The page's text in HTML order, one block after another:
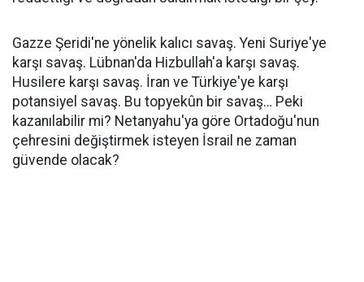
Gazze Şeridi'ne yönelik kalıcı savaş. Yeni Suriye'ye
karşı savaş. Lübnan'da Hizbullah'a karşı savaş.
Husilere karşı savaş. İran ve Türkiye'ye karşı
potansiyel savaş. Bu topyekûn bir savaş… Peki
kazanılabilir mi? Netanyahu'ya göre Ortadoğu'nun
çehresini değiştirmek isteyen İsrail ne zaman
güvende olacak?